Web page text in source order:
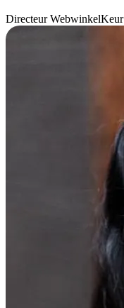
Directeur WebwinkelKeur